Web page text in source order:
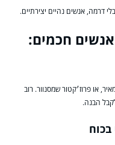
דרמה, אנשים נהיים יצירתיים.
חכמים:
או פרוז׳קטור שמסנוור. רוב
הבנה.